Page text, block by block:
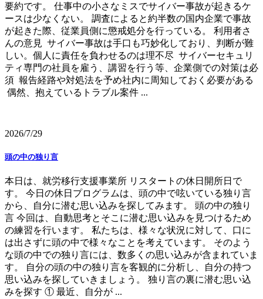
要約です。 仕事中の小さなミスでサイバー事故が起きるケ
ースは少なくない。 調査によると約半数の国内企業で事故
が起きた際、従業員側に懲戒処分を行っている。 利用者さ
んの意見 サイバー事故は手口も巧妙化しており、判断が難
しい。個人に責任を負わせるのは理不尽 サイバーセキュリ
ティ専門の社員を雇う、講習を行う等、企業側での対策は必
須 報告経路や対処法を予め社内に周知しておく必要がある
偶然、抱えているトラブル案件 ...
2026/7/29
頭の中の独り言
本日は、就労移行支援事業所 リスタートの休日開所日で
す。 今日の休日プログラムは、頭の中で呟いている独り言
から、自分に潜む思い込みを探してみます。 頭の中の独り
言 今回は、自動思考とそこに潜む思い込みを見つけるため
の練習を行います。 私たちは、様々な状況に対して、口に
は出さずに頭の中で様々なことを考えています。 そのよう
な頭の中での独り言には、数多くの思い込みが含まれていま
す。 自分の頭の中の独り言を客観的に分析し、自分の持つ
思い込みを探していきましょう。 独り言の裏に潜む思い込
みを探す ① 最近、自分が ...